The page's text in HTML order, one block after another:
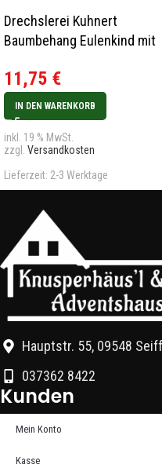
Drechslerei Kuhnert
Baumbehang Eulenkind mit
11,75 €
IN DEN WARENKORB
inkl. 19 % MwSt.
zzgl. Versandkosten
Lieferzeit: 2-3 Werktage
Hauptstr. 55, 09548
037362 8422
Kunden
Mein Konto
Kasse